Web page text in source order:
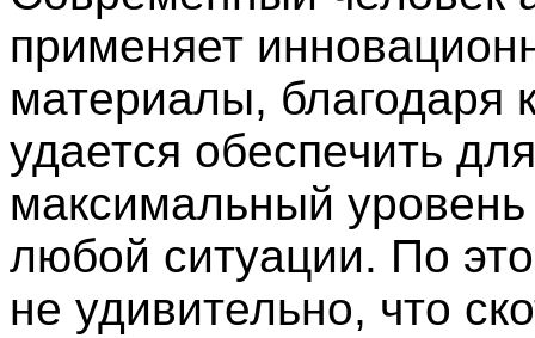
применяет
материалы, благодаря
удается обеспечить
максимальный
любой ситуации. По
не удивительно, что